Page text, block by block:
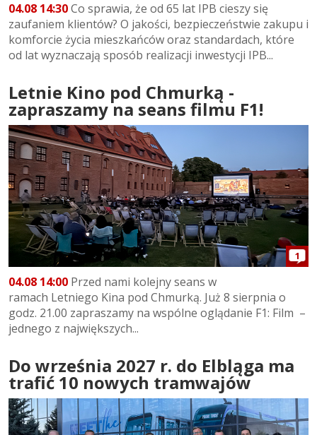
04.08 14:30Co sprawia, że od 65 lat IPB cieszy się
zaufaniem klientów? O jakości, bezpieczeństwie zakupu i
komforcie życia mieszkańców oraz standardach, które
od lat wyznaczają sposób realizacji inwestycji IPB...
Letnie Kino pod Chmurką -
zapraszamy na seans filmu F1!
1
04.08 14:00 Przed nami kolejny seans w
ramach Letniego Kina pod Chmurką. Już 8 sierpnia o
godz. 21.00 zapraszamy na wspólne oglądanie F1: Film –
jednego z największych...
Do września 2027 r. do Elbląga ma
trafić 10 nowych tramwajów